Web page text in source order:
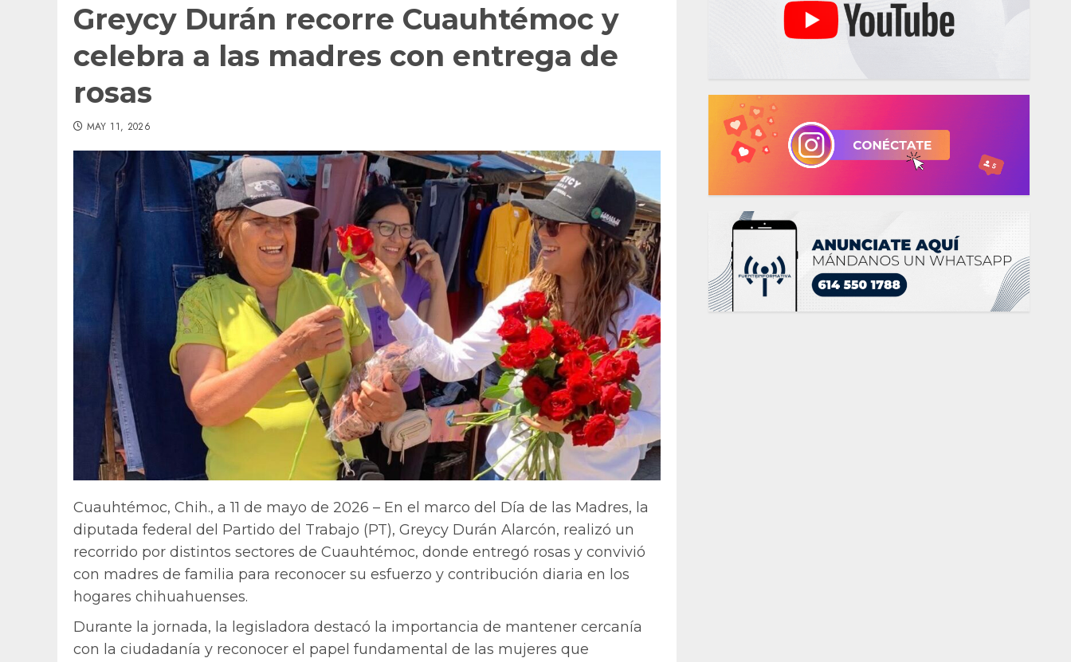
Greycy Durán recorre Cuauhtémoc y
celebra a las madres con entrega de
rosas
MAY 11, 2026
Cuauhtémoc, Chih., a 11 de mayo de 2026 – En el marco del Día de las Madres, la
diputada federal del Partido del Trabajo (PT), Greycy Durán Alarcón, realizó un
recorrido por distintos sectores de Cuauhtémoc, donde entregó rosas y convivió
con madres de familia para reconocer su esfuerzo y contribución diaria en los
hogares chihuahuenses.
Durante la jornada, la legisladora destacó la importancia de mantener cercanía
con la ciudadanía y reconocer el papel fundamental de las mujeres que